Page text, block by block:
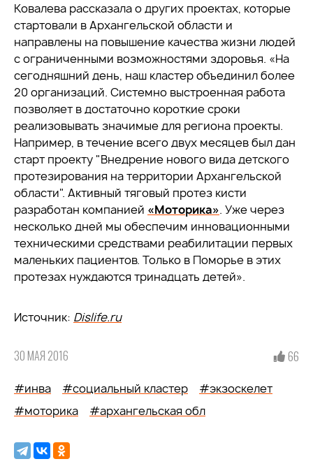
Ковалева рассказала о других проектах, которые
стартовали в Архангельской области и
направлены на повышение качества жизни людей
с ограниченными возможностями здоровья. «На
сегодняшний день, наш кластер объединил более
20 организаций. Системно выстроенная работа
позволяет в достаточно короткие сроки
реализовывать значимые для региона проекты.
Например, в течение всего двух месяцев был дан
старт проекту "Внедрение нового вида детского
протезирования на территории Архангельской
области". Активный тяговый протез кисти
разработан компанией «Моторика». Уже через
несколько дней мы обеспечим инновационными
техническими средствами реабилитации первых
маленьких пациентов. Только в Поморье в этих
протезах нуждаются тринадцать детей».
Источник: Dislife.ru
30 МАЯ 2016 66
#инва #социальный кластер
#экзоскелет
#моторика
#архангельская обл